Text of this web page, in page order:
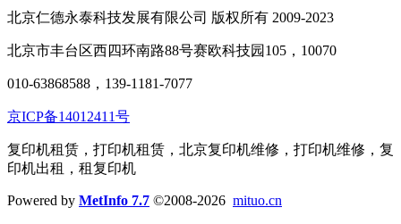
北京仁德永泰科技发展有限公司 版权所有 2009-2023
北京市丰台区西四环南路88号赛欧科技园105，10070
010-63868588，139-1181-7077
京ICP备14012411号
复印机租赁，打印机租赁，北京复印机维修，打印机维修，复
印机出租，租复印机
Powered by MetInfo 7.7 ©2008-2026 mituo.cn